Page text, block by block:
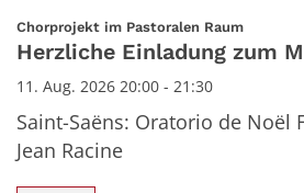
Chorprojekt im Pastoralen Raum:
Herzliche Einladung zum
11. Aug. 2026 20:00 - 21:30
Saint-Saëns: Oratorio de Noël
Jean Racine